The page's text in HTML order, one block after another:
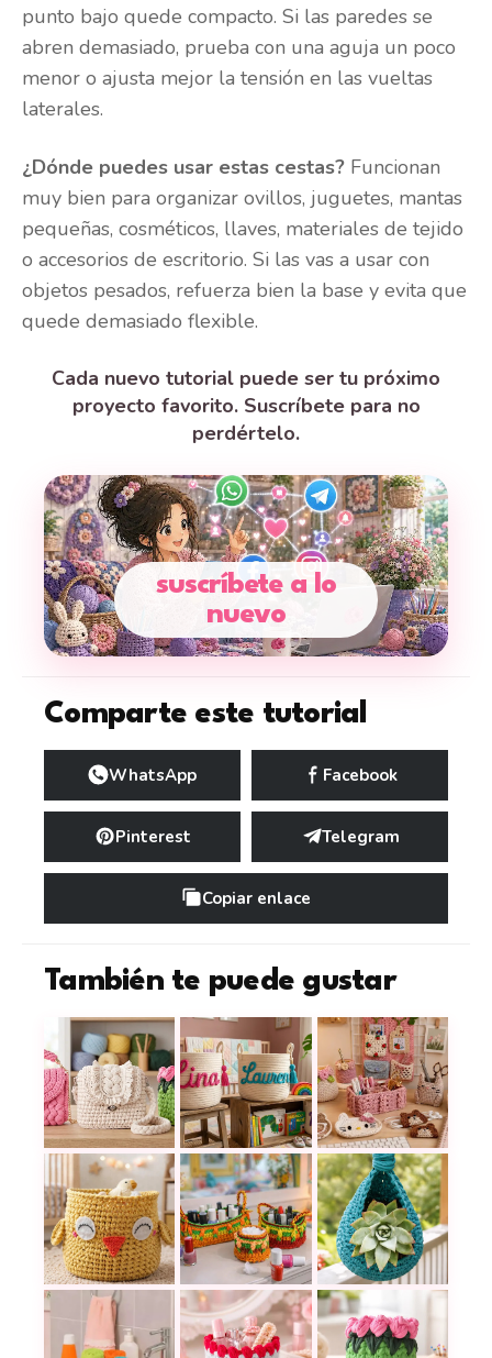
punto bajo quede compacto. Si las paredes se
abren demasiado, prueba con una aguja un poco
menor o ajusta mejor la tensión en las vueltas
laterales.
¿Dónde puedes usar estas cestas? Funcionan
muy bien para organizar ovillos, juguetes, mantas
pequeñas, cosméticos, llaves, materiales de tejido
o accesorios de escritorio. Si las vas a usar con
objetos pesados, refuerza bien la base y evita que
quede demasiado flexible.
Cada nuevo tutorial puede ser tu próximo
proyecto favorito. Suscríbete para no
perdértelo.
suscríbete a lo
nuevo
Comparte este tutorial
WhatsApp Facebook
Pinterest Telegram
Copiar enlace
También te puede gustar
Proyectos con trapillo a crochet para convertir
Aprende a tejer cestos a crochet
Estos
¡Organiza con ternura!Teje esta cesta de pollito
¡Organiza con estilo! Paso a paso
Cesto Colgante a